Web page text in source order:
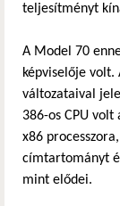
teljesítményt
A Model 70
képviselője volt.
változataival
386-os CPU
x86
címtartományt
mint elődei.